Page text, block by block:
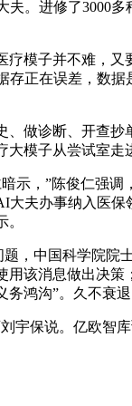
。进修了3000
子并不难，又
存正在误差，数
诊断、开查抄
大模子从尝试室
，”陈俊仁强调
夫办事纳入医
，中国科学院院
该消息做出决
鸿沟”。久不衰
保说。亿欧智库